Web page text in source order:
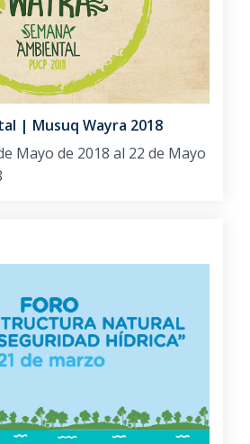
| Musuq Wayra 2018
Mayo de 2018 al 22 de Mayo